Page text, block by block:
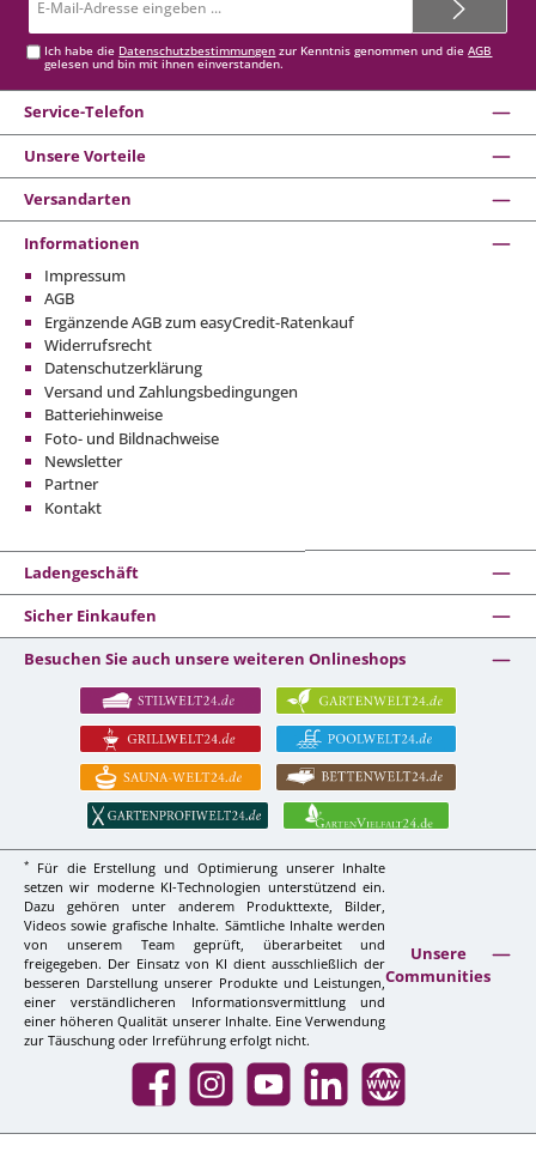
Mail-
Ich habe die Datenschutzbestimmungen zur Kenntnis genommen und dieAGB
gelesen und bin mit ihnen einverstanden.
Service-Telefon
Unsere Vorteile
Versandarten
Informationen
Impressum
AGB
Ergänzende AGB zum easyCredit-Ratenkauf
Widerrufsrecht
Datenschutzerklärung
Versand und Zahlungsbedingungen
Batteriehinweise
Foto- und Bildnachweise
Newsletter
Partner
Kontakt
Ladengeschäft
Sicher Einkaufen
Besuchen Sie auch unsere weiteren Onlineshops
*
Für die Erstellung und Optimierung unserer Inhalte
setzen wir moderne KI-Technologien unterstützend ein.
Dazu gehören unter anderem Produkttexte, Bilder,
Videos sowie grafische Inhalte. Sämtliche Inhalte werden
von unserem Team geprüft, überarbeitet und
freigegeben. Der Einsatz von KI dient ausschließlich der
besseren Darstellung unserer Produkte und Leistungen,
einer verständlicheren Informationsvermittlung und
einer höheren Qualität unserer Inhalte. Eine Verwendung
zur Täuschung oder Irreführung erfolgt nicht.
Unsere
Communities
Facebook InstagramYouTube LinkedIn Website